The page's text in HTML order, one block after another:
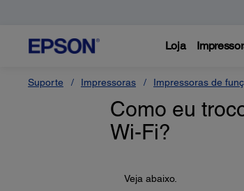
Loja
Suporte Impressoras Impressoras de
Como eu
Wi-Fi?
Veja abaixo.